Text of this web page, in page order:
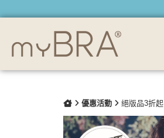
優惠活動 絕版品3折起